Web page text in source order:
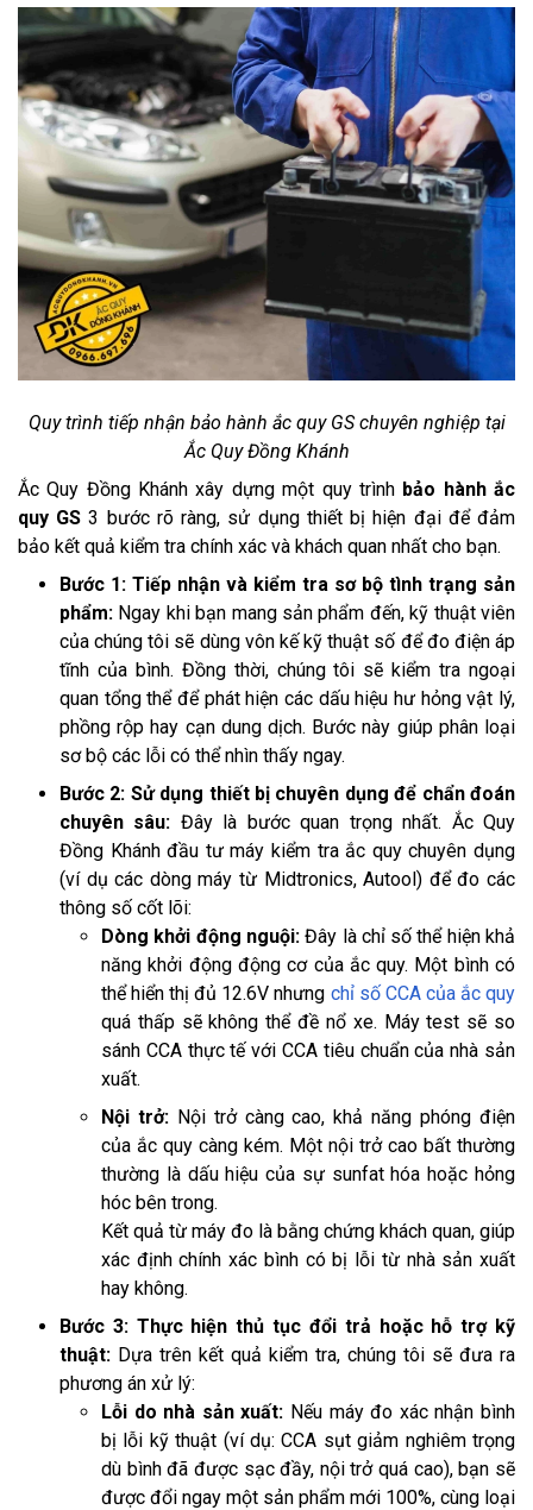
Quy trình tiếp nhận bảo hành ắc quy GS chuyên nghiệp tại
Ắc Quy Đồng Khánh
Ắc Quy Đồng Khánh xây dựng một quy trình bảo hành ắc
quy GS 3 bước rõ ràng, sử dụng thiết bị hiện đại để đảm
bảo kết quả kiểm tra chính xác và khách quan nhất cho bạn.
Bước 1: Tiếp nhận và kiểm tra sơ bộ tình trạng sản
phẩm: Ngay khi bạn mang sản phẩm đến, kỹ thuật viên
của chúng tôi sẽ dùng vôn kế kỹ thuật số để đo điện áp
tĩnh của bình. Đồng thời, chúng tôi sẽ kiểm tra ngoại
quan tổng thể để phát hiện các dấu hiệu hư hỏng vật lý,
phồng rộp hay cạn dung dịch. Bước này giúp phân loại
sơ bộ các lỗi có thể nhìn thấy ngay.
Bước 2: Sử dụng thiết bị chuyên dụng để chẩn đoán
chuyên sâu: Đây là bước quan trọng nhất. Ắc Quy
Đồng Khánh đầu tư máy kiểm tra ắc quy chuyên dụng
(ví dụ các dòng máy từ Midtronics, Autool) để đo các
thông số cốt lõi:
Dòng khởi động nguội:Đây là chỉ số thể hiện khả
năng khởi động động cơ của ắc quy. Một bình có
thể hiển thị đủ 12.6V nhưng chỉ số CCA của ắc quy
quá thấp sẽ không thể đề nổ xe. Máy test sẽ so
sánh CCA thực tế với CCA tiêu chuẩn của nhà sản
xuất.
Nội trở: Nội trở càng cao, khả năng phóng điện
của ắc quy càng kém. Một nội trở cao bất thường
thường là dấu hiệu của sự sunfat hóa hoặc hỏng
hóc bên trong.
Kết quả từ máy đo là bằng chứng khách quan, giúp
xác định chính xác bình có bị lỗi từ nhà sản xuất
hay không.
Bước 3: Thực hiện thủ tục đổi trả hoặc hỗ trợ kỹ
thuật: Dựa trên kết quả kiểm tra, chúng tôi sẽ đưa ra
phương án xử lý:
Lỗi do nhà sản xuất: Nếu máy đo xác nhận bình
bị lỗi kỹ thuật (ví dụ: CCA sụt giảm nghiêm trọng
dù bình đã được sạc đầy, nội trở quá cao), bạn sẽ
được đổi ngay một sản phẩm mới 100%, cùng loại